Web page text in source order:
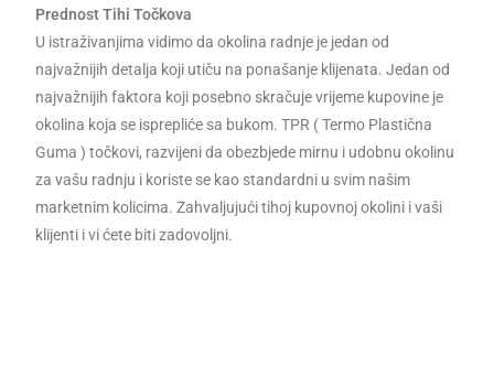
Prednost Tihi Točkova
U istraživanjima vidimo da okolina radnje je jedan od
najvažnijih detalja koji utiču na ponašanje klijenata. Jedan od
najvažnijih faktora koji posebno skračuje vrijeme kupovine je
okolina koja se isprepliće sa bukom. TPR ( Termo Plastična
Guma ) točkovi, razvijeni da obezbjede mirnu i udobnu okolinu
za vašu radnju i koriste se kao standardni u svim našim
marketnim kolicima. Zahvaljujući tihoj kupovnoj okolini i vaši
klijenti i vi ćete biti zadovoljni.